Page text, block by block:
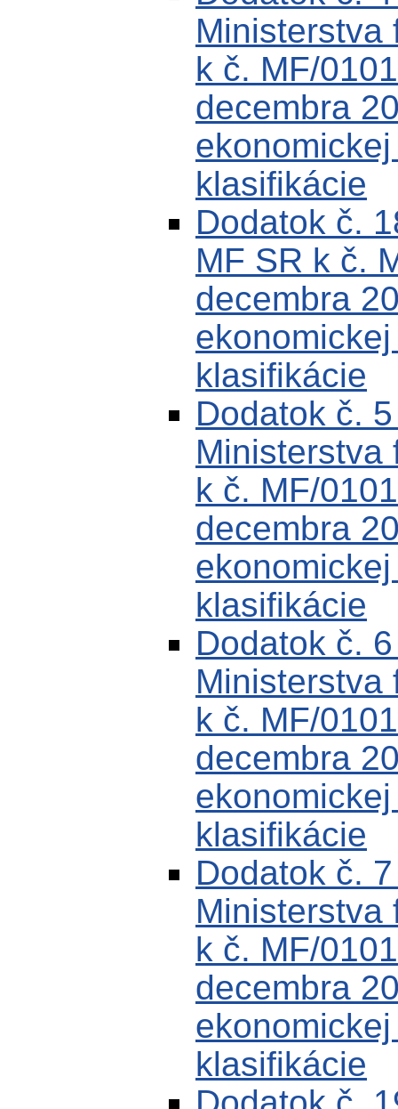
Ministerstva
k č. MF/
decembra
klasifikácie
Dodatok č.
MF SR k č.
decembra
klasifikácie
Dodatok č.
Ministerstva
k č. MF/
decembra
klasifikácie
Dodatok č.
Ministerstva
k č. MF/
decembra
klasifikácie
Dodatok č.
Ministerstva
k č. MF/
decembra
klasifikácie